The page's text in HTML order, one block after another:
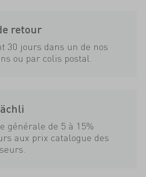
retour
30 jours dans un de nos
ou par colis postal.
générale de 5 à 15%
aux prix catalogue des